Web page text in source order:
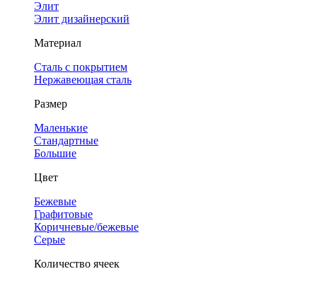
Элит
Элит дизайнерский
Материал
Сталь с покрытием
Нержавеющая сталь
Размер
Маленькие
Стандартные
Большие
Цвет
Бежевые
Графитовые
Коричневые/бежевые
Серые
Количество ячеек